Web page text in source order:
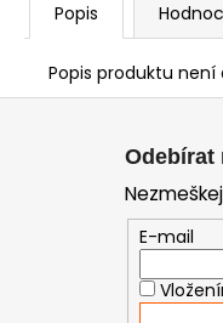
Popis
Popis produktu
Odebírat
E-mail